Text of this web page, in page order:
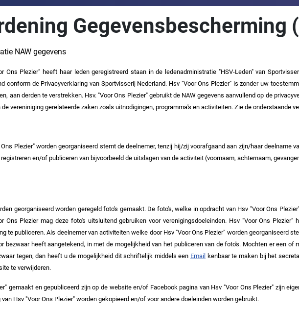
Gegevensbescherming
NAW gegevens
Ons Plezier" heeft haar leden geregistreerd staan in de ledenadministratie "HSV-Leden" van
conform de Privacyverklaring van Sportvisserij Nederland. Hsv "Voor Ons Plezier" is zonder uw
aan derden te verstrekken. Hsv. "Voor Ons Plezier" gebruikt de NAW gegevens aanvullend op de
de vereniniging gerelateerde zaken zoals uitnodigingen, programma's en activiteiten.Zie de onderstaande
Plezier" worden georganiseerd stemt de deelnemer, tenzij hij/zij voorafgaand aan zijn/haar
registreren en/of publiceren van bijvoorbeeld de uitslagen van de activiteit (voornaam, achternaam,
georganiseerd worden geregeld foto's gemaakt. De foto's, welke in opdracht van Hsv "Voor Ons
Ons Plezier mag deze foto's uitsluitend gebruiken voor verenigingsdoeleinden. Hsv "Voor Ons
te publiceren. Als deelnemer van activiteiten welke door Hsv "Voor Ons Plezier" worden georganiseerd
bezwaar heeft aangetekend, in met de mogelijkheid van het publiceren van de foto's. Mochten er een of
tegen, dan heeft u de mogelijkheid dit schriftelijk middels een Email kenbaar te maken bij het
te verwijderen.
gemaakt en gepubliceerd zijn op de website en/of Facebook pagina van Hsv "Voor Ons Plezier" zijn
Hsv "Voor Ons Plezier" worden gekopieerd en/of voor andere doeleinden worden gebruikt.